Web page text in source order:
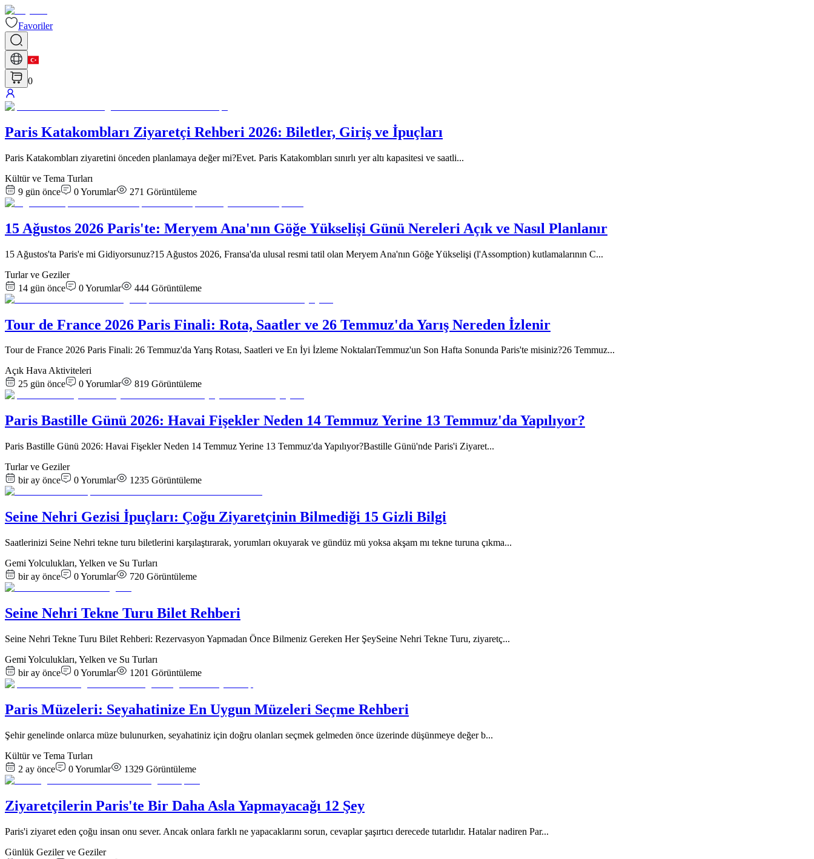
Favoriler
0
Paris Katakombları Ziyaretçi Rehberi 2026: Biletler, Giriş ve İpuçları
Paris Katakombları ziyaretini önceden planlamaya değer mi?Evet. Paris Katakombları sınırlı yer altı kapasitesi ve saatli...
Kültür ve Tema Turları
9 gün önce
0Yorumlar 271 Görüntüleme
15 Ağustos 2026 Paris'te: Meryem Ana'nın Göğe Yükselişi Günü Nereleri Açık ve Nasıl Planlanır
15 Ağustos'ta Paris'e mi Gidiyorsunuz?15 Ağustos 2026, Fransa'da ulusal resmi tatil olan Meryem Ana'nın Göğe Yükselişi (l'Assomption) kutlamalarının C...
Turlar ve Geziler
14 gün önce
0Yorumlar 444 Görüntüleme
Tour de France 2026 Paris Finali: Rota, Saatler ve 26 Temmuz'da Yarış Nereden İzlenir
Tour de France 2026 Paris Finali: 26 Temmuz'da Yarış Rotası, Saatleri ve En İyi İzleme NoktalarıTemmuz'un Son Hafta Sonunda Paris'te misiniz?26 Temmuz...
Açık Hava Aktiviteleri
25 gün önce
0Yorumlar 819 Görüntüleme
Paris Bastille Günü 2026: Havai Fişekler Neden 14 Temmuz Yerine 13 Temmuz'da Yapılıyor?
Paris Bastille Günü 2026: Havai Fişekler Neden 14 Temmuz Yerine 13 Temmuz'da Yapılıyor?Bastille Günü'nde Paris'i Ziyaret...
Turlar ve Geziler
bir ay önce
0Yorumlar 1235 Görüntüleme
Seine Nehri Gezisi İpuçları: Çoğu Ziyaretçinin Bilmediği 15 Gizli Bilgi
Saatlerinizi Seine Nehri tekne turu biletlerini karşılaştırarak, yorumları okuyarak ve gündüz mü yoksa akşam mı tekne turuna çıkma...
Gemi Yolculukları, Yelken ve Su Turları
bir ay önce
0Yorumlar 720 Görüntüleme
Seine Nehri Tekne Turu Bilet Rehberi
Seine Nehri Tekne Turu Bilet Rehberi: Rezervasyon Yapmadan Önce Bilmeniz Gereken Her ŞeySeine Nehri Tekne Turu, ziyaretç...
Gemi Yolculukları, Yelken ve Su Turları
bir ay önce
0Yorumlar 1201 Görüntüleme
Paris Müzeleri: Seyahatinize En Uygun Müzeleri Seçme Rehberi
Şehir genelinde onlarca müze bulunurken, seyahatiniz için doğru olanları seçmek gelmeden önce üzerinde düşünmeye değer b...
Kültür ve Tema Turları
2 ay önce
0Yorumlar 1329 Görüntüleme
Ziyaretçilerin Paris'te Bir Daha Asla Yapmayacağı 12 Şey
Paris'i ziyaret eden çoğu insan onu sever. Ancak onlara farklı ne yapacaklarını sorun, cevaplar şaşırtıcı derecede tutarlıdır. Hatalar nadiren Par...
Günlük Geziler ve Geziler